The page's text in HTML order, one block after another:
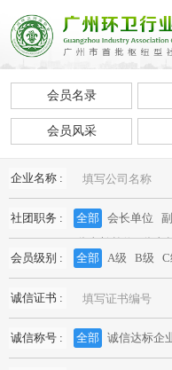
会员名录
会员风采
企业名称 :
社团职务 : 全部 会长单位
监事长单位 监事
会员级别 :
全部 A级 B级
诚信证书 :
诚信称号 : 全部 诚信达标企